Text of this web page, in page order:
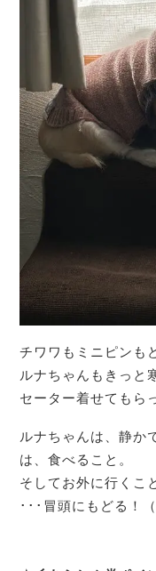
チワワもミニピンも
ルナちゃんもきっと
セーター着せてもら
ルナちゃんは、静か
は、食べること。
そしてお外に行く
･･･冒頭にもどる！（